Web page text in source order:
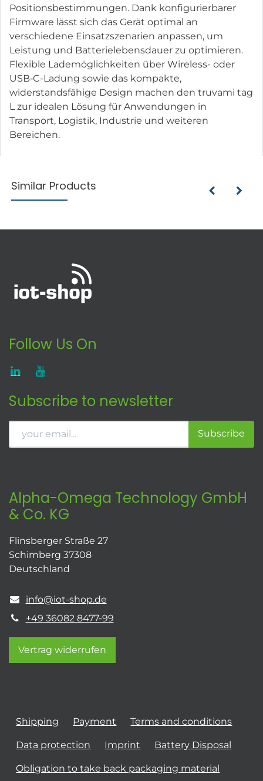
Positionsbestimmungen. Dank konfigurierbarer
Firmware lässt sich das Gerät optimal an
verschiedene Einsatzszenarien anpassen, um
Leistung und Batterielebensdauer zu optimieren.
Flexible Lademöglichkeiten über Wireless- oder
USB‑C-Ladung sowie das kompakte,
widerstandsfähige Design machen den truvami tag
L zur idealen Lösung für Anwendungen in
Transport, Logistik, Industrie und weiteren
Bereichen.
Similar Products
Follow Us On
Subscribe to newsletter
Subscribe
Alpha-Omega Technology GmbH
& Co. KG
Flinsberger Straße 27
Schimberg 37308
Deutschland
info@iot-shop.de
+49 36082 8477-99
Vertrag widerrufen
Shipping Payment Terms and conditions
Data protection Imprint Battery Disposal
Obligation to take back packaging material